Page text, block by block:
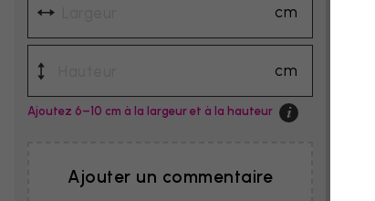
cm
cm
Ajoutez 6–10 cm à la largeur et à la hauteur
Ajouter un commentaire